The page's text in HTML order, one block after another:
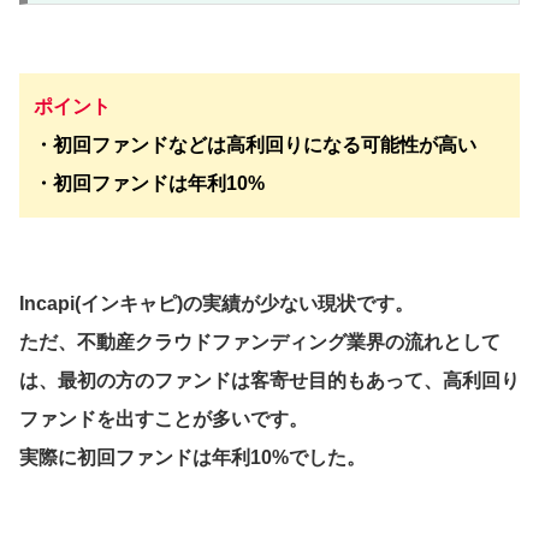
ポイント
・初回ファンドなどは高利回りになる可能性が高い
・初回ファンドは年利10%
Incapi(インキャピ)の実績が少ない現状です。
ただ、不動産クラウドファンディング業界の流れとして
は、最初の方のファンドは客寄せ目的もあって、高利回り
ファンドを出すことが多いです。
実際に初回ファンドは年利10%でした。